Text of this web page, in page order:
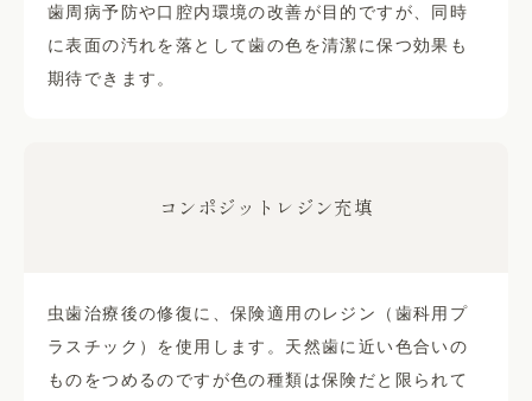
歯周病予防や口腔内環境の改善が目的ですが、同時
に表面の汚れを落として歯の色を清潔に保つ効果も
期待できます。
コンポジットレジン充填
虫歯治療後の修復に、保険適用のレジン（歯科用プ
ラスチック）を使用します。天然歯に近い色合いの
ものをつめるのですが色の種類は保険だと限られて